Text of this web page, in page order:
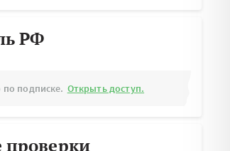
РФ
подписке. Открыть доступ.